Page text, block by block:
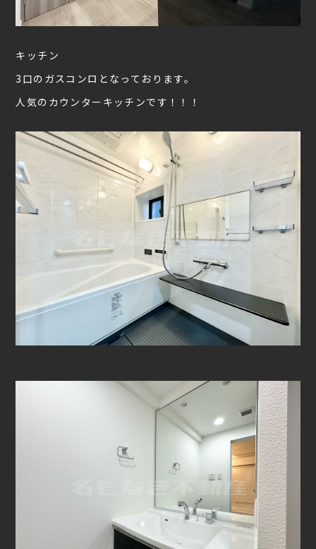
キッチン
3口のガスコンロとなっております。
人気のカウンターキッチンです！！！